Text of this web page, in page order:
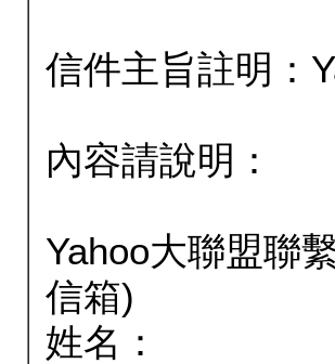
信件主旨註明：
內容請說明：
Yahoo大聯盟聯
信箱)
姓名：